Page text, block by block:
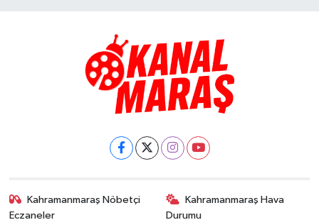
Kahramanmaraş Nöbetçi
Eczaneler
Kahramanmaraş Hava
Durumu